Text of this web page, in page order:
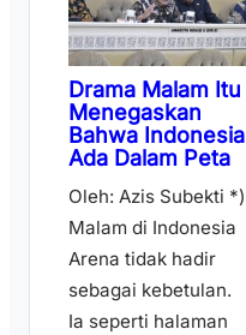
Drama Malam Itu
Menegaskan
Bahwa Indonesia
Ada Dalam Peta
Oleh: Azis Subekti *)
Malam di Indonesia
Arena tidak hadir
sebagai kebetulan.
Ia seperti halaman